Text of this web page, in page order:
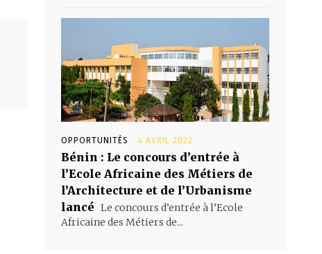
OPPORTUNITÉS 4 AVRIL 2022
Bénin : Le concours d’entrée à
l’Ecole Africaine des Métiers de
l’Architecture et de l’Urbanisme
lancé Le concours d’entrée à l’Ecole
Africaine des Métiers de...